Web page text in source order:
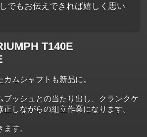
でもお伝えできれば嬉しく思い
T140E
ムシャフトも新品に。
ブッシュとの当たり出し、クランクケ
しながらの組立作業になります。
す。